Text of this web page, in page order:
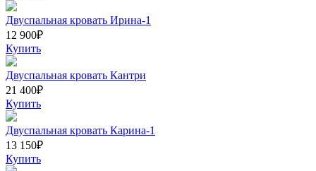
Двуспальная кровать Ирина-1
12 900₽
Купить
Двуспальная кровать Кантри
21 400₽
Купить
Двуспальная кровать Карина-1
13 150₽
Купить